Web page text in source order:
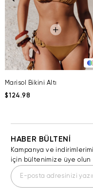
Marisol Bikini Altı
$124.98
HABER BÜLTENİ
Kampanya ve
için bültenimize üye olun